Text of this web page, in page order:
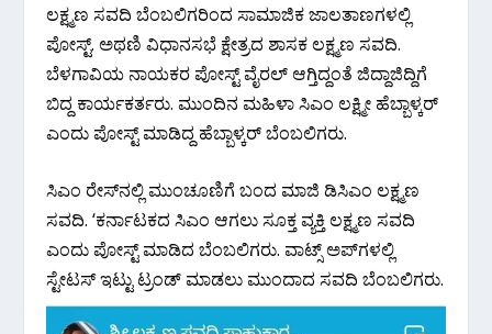
ಲಕ್ಷ್ಮಣ ಸವದಿ ಬೆಂಬಲಿಗರಿಂದ ಸಾಮಾಜಿಕ ಜಾಲತಾಣಗಳಲ್ಲಿ
ಪೋಸ್ಟ್. ಅಥಣಿ ವಿಧಾನಸಭೆ ಕ್ಷೇತ್ರದ ಶಾಸಕ ಲಕ್ಷ್ಮಣ ಸವದಿ.
ಬೆಳಗಾವಿಯ ನಾಯಕರ ಪೋಸ್ಟ್ ವೈರಲ್ ಆಗ್ತಿದ್ದಂತೆ ಜಿದ್ದಾಜಿದ್ದಿಗೆ
ಬಿದ್ದ ಕಾರ್ಯಕರ್ತರು. ಮುಂದಿನ ಮಹಿಳಾ ಸಿಎಂ ಲಕ್ಷ್ಮೀ ಹೆಬ್ಬಾಳ್ಕರ್
ಎಂದು ಪೋಸ್ಟ್ ಮಾಡಿದ್ದ ಹೆಬ್ಬಾಳ್ಕರ್ ಬೆಂಬಲಿಗರು.
ಸಿಎಂ ರೇಸ್‌ನಲ್ಲಿ ಮುಂಚೂಣಿಗೆ ಬಂದ ಮಾಜಿ ಡಿಸಿಎಂ ಲಕ್ಷ್ಮಣ
ಸವದಿ. ‘ಕರ್ನಾಟಕದ ಸಿಎಂ ಆಗಲು ಸೂಕ್ತ ವ್ಯಕ್ತಿ ಲಕ್ಷ್ಮಣ ಸವದಿ
ಎಂದು ಪೋಸ್ಟ್ ಮಾಡಿದ ಬೆಂಬಲಿಗರು. ವಾಟ್ಸ್ ಅಪ್‌ಗಳಲ್ಲಿ
ಸ್ಟೇಟಸ್ ಇಟ್ಟು ಟ್ರಂಡ್ ಮಾಡಲು ಮುಂದಾದ ಸವದಿ ಬೆಂಬಲಿಗರು.